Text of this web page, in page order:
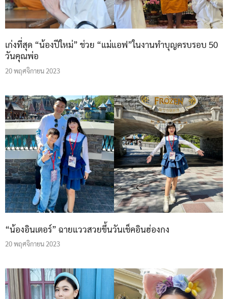
เก่งที่สุด “น้องปีใหม่” ช่วย “แม่แอฟ”ในงานทำบุญครบรอบ 50
วันคุณพ่อ
20 พฤศจิกายน 2023
“น้องอินเตอร์” ฉายแววสวยขึ้นวันเช็คอินฮ่องกง
20 พฤศจิกายน 2023